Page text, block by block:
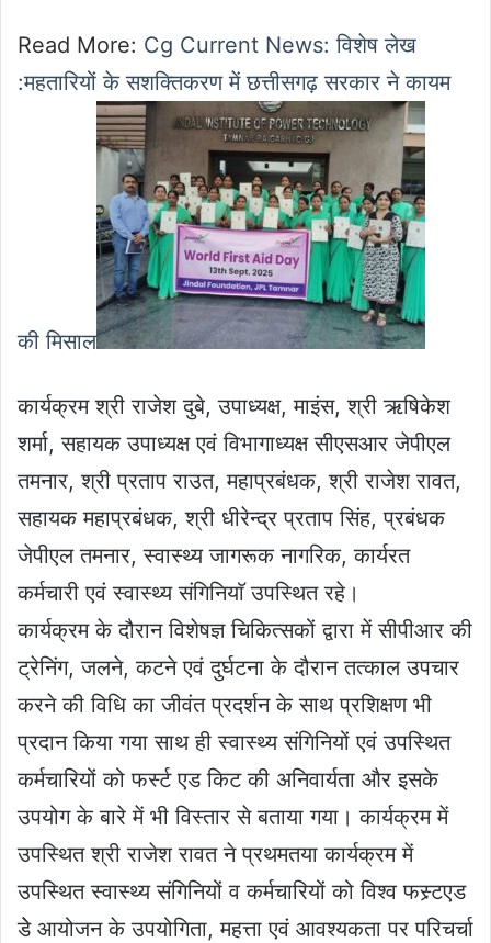
Read More: Cg Current News: विशेष लेख
:महतारियों के सशक्तिकरण में छत्तीसगढ़ सरकार ने कायम
की मिसाल
कार्यक्रम श्री राजेश दुबे, उपाध्यक्ष, माइंस, श्री ऋषिकेश
शर्मा, सहायक उपाध्यक्ष एवं विभागाध्यक्ष सीएसआर जेपीएल
तमनार, श्री प्रताप राउत, महाप्रबंधक, श्री राजेश रावत,
सहायक महाप्रबंधक, श्री धीरेन्द्र प्रताप सिंह, प्रबंधक
जेपीएल तमनार, स्वास्थ्य जागरूक नागरिक, कार्यरत
कर्मचारी एवं स्वास्थ्य संगिनियाॅ उपस्थित रहे।
कार्यक्रम के दौरान विशेषज्ञ चिकित्सकों द्वारा में सीपीआर की
ट्रेनिंग, जलने, कटने एवं दुर्घटना के दौरान तत्काल उपचार
करने की विधि का जीवंत प्रदर्शन के साथ प्रशिक्षण भी
प्रदान किया गया साथ ही स्वास्थ्य संगिनियों एवं उपस्थित
कर्मचारियों को फर्स्ट एड किट की अनिवार्यता और इसके
उपयोग के बारे में भी विस्तार से बताया गया। कार्यक्रम में
उपस्थित श्री राजेश रावत ने प्रथमतया कार्यक्रम में
उपस्थित स्वास्थ्य संगिनियों व कर्मचारियों को विश्व फस्र्टएड
डेे आयोजन के उपयोगिता, महत्ता एवं आवश्यकता पर परिचर्चा